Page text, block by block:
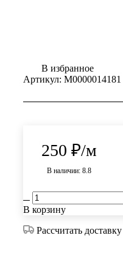
В избранное
Артикул: М0000014181
250 ₽/м
В наличии: 8.8
В корзину
Рассчитать доставку